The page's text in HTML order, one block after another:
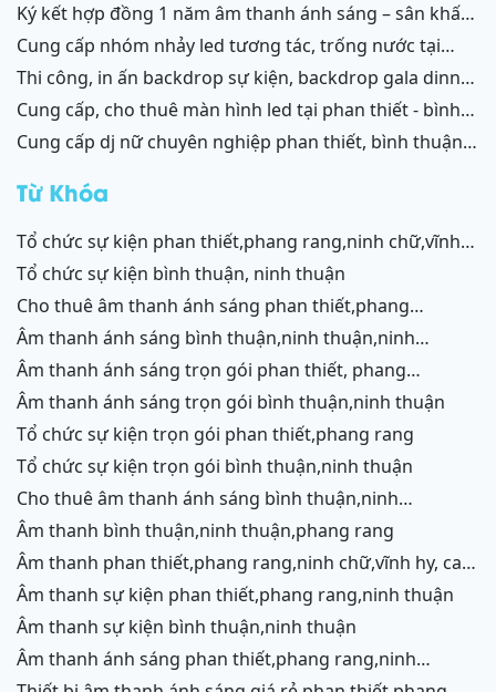
ký kết hợp đồng 1 năm âm thanh ánh sáng – sân khấu
resort mũi né, tiến thành, kê gà, phan thiết, ninh thuận
cung cấp nhóm nhảy led tương tác, trống nước tại
ninh thuận – bình thuận
thi công, in ấn backdrop sự kiện, backdrop gala dinner,
backdrop team building, backdrop cánh gà, chữ nổi
3d, chữ nổi từ formex, chữ nổi hộp đèn led và ốp alu
phan thiết, bình thuận - ninh thuận - ninh chữ - phan
cung cấp, cho thuê màn hình led tại phan thiết - bình
thuận, ninh thuận - ninh chữ - phang rang
cung cấp dj nữ chuyên nghiệp phan thiết, bình thuận;
Từ Khóa
tổ chức sự kiện phan thiết,phang rang,ninh chữ,vĩnh
hy,cam ranh
tổ chức sự kiện bình thuận, ninh thuận
cho thuê âm thanh ánh sáng phan thiết,phang
rang,ninh chữ,vĩnh hy,cam ranh
âm thanh ánh sáng bình thuận,ninh thuận,ninh
chữ,vĩnh hy,cam ranh
âm thanh ánh sáng trọn gói phan thiết, phang
rang,cam ranh
âm thanh ánh sáng trọn gói bình thuận,ninh thuận
tổ chức sự kiện trọn gói phan thiết,phang rang
tổ chức sự kiện trọn gói bình thuận,ninh thuận
cho thuê âm thanh ánh sáng bình thuận,ninh
thuận,ninh chữ,vĩnh hy,phang rang,cam ranh
âm thanh bình thuận,ninh thuận,phang rang
âm thanh phan thiết,phang rang,ninh chữ,vĩnh hy, cam
ranh
âm thanh sự kiện phan thiết,phang rang,ninh thuận
âm thanh sự kiện bình thuận,ninh thuận
âm thanh ánh sáng phan thiết,phang rang,ninh
chữ,vĩnh hy,cam ranh